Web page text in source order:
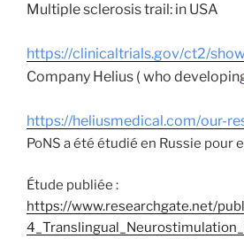
Multiple sclerosis trail: in USA
https://clinicaltrials.gov/ct2/
Company Helius ( who
https://heliusmedical.com/our-
PoNS a été étudié en Russie pour
Étude publiée :
https://www.researchgate.net/